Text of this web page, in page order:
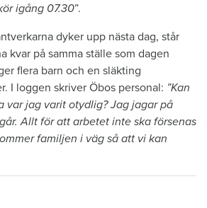
igång 07.30”.
dyker upp nästa dag, står
kvar på samma ställe som dagen
flera barn och en släkting
I loggen skriver Öbos personal: ”Kan
var jag varit otydlig? Jag jagar på
Allt för att arbetet inte ska försenas
familjen i väg så att vi kan